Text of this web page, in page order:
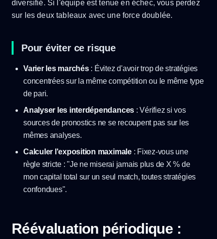
diversifié. Si l'équipe est tenue en échec, vous perdez
sur les deux tableaux avec une force doublée.
Pour éviter ce risque
Varier les marchés: Évitez d'avoir trop de stratégies
concentrées sur la même compétition ou le même type
de pari.
Analyser les interdépendances : Vérifiez si vos
sources de pronostics ne se recoupent pas sur les
mêmes analyses.
Calculer l'exposition maximale: Fixez-vous une
règle stricte : "Je ne miserai jamais plus de X % de
mon capital total sur un seul match, toutes stratégies
confondues".
Réévaluation périodique :